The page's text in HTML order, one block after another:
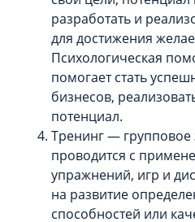
разработать и
для достижения
Психологическая
помогает стать
бизнесов,
потенциал.
Тренинг — групповое
проводится с
упражнений, игр и
на развитие
способностей или